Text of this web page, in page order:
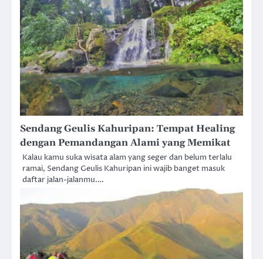
Sendang Geulis Kahuripan: Tempat Healing
dengan Pemandangan Alami yang Memikat
Kalau kamu suka wisata alam yang seger dan belum terlalu
ramai, Sendang Geulis Kahuripan ini wajib banget masuk
daftar jalan-jalanmu.…